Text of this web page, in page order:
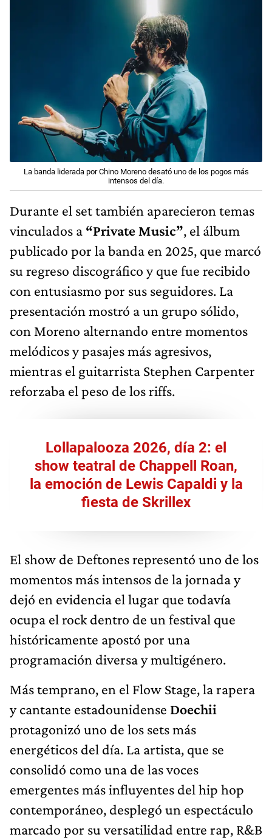
La banda liderada por Chino Moreno desató uno de los pogos más
intensos del día.
Durante el set también aparecieron temas
vinculados a “Private Music”, el álbum
publicado por la banda en 2025, que marcó
su regreso discográfico y que fue recibido
con entusiasmo por sus seguidores. La
presentación mostró a un grupo sólido,
con Moreno alternando entre momentos
melódicos y pasajes más agresivos,
mientras el guitarrista Stephen Carpenter
reforzaba el peso de los riffs.
Lollapalooza 2026, día 2: el
show teatral de Chappell Roan,
la emoción de Lewis Capaldi y la
fiesta de Skrillex
El show de Deftones representó uno de los
momentos más intensos de la jornada y
dejó en evidencia el lugar que todavía
ocupa el rock dentro de un festival que
históricamente apostó por una
programación diversa y multigénero.
Más temprano, en el Flow Stage, la rapera
y cantante estadounidense Doechii
protagonizó uno de los sets más
energéticos del día. La artista, que se
consolidó como una de las voces
emergentes más influyentes del hip hop
contemporáneo, desplegó un espectáculo
marcado por su versatilidad entre rap, R&B